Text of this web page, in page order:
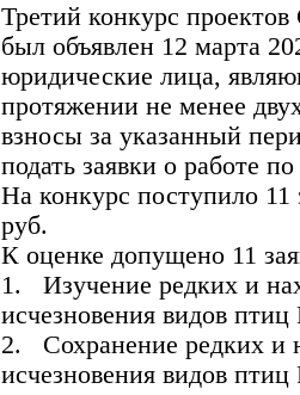
Третий конкурс
был объявлен 12 марта
юридические лица,
протяжении не менее
взносы за указанный
подать заявки о работе
На конкурс поступило
руб.
К оценке допущено 11
1. Изучение редких и
исчезновения видов птиц
2. Сохранение редких и
исчезновения видов птиц